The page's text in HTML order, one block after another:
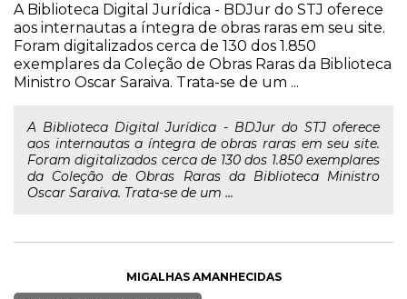
A Biblioteca Digital Jurídica - BDJur do STJ oferece
aos internautas a íntegra de obras raras em seu site.
Foram digitalizados cerca de 130 dos 1.850
exemplares da Coleção de Obras Raras da Biblioteca
Ministro Oscar Saraiva. Trata-se de um ...
A Biblioteca Digital Jurídica - BDJur do STJ oferece
aos internautas a íntegra de obras raras em seu site.
Foram digitalizados cerca de 130 dos 1.850 exemplares
da Coleção de Obras Raras da Biblioteca Ministro
Oscar Saraiva. Trata-se de um ...
MIGALHAS AMANHECIDAS